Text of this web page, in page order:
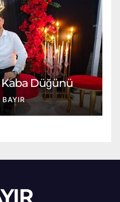
Düğünü
BAYIR